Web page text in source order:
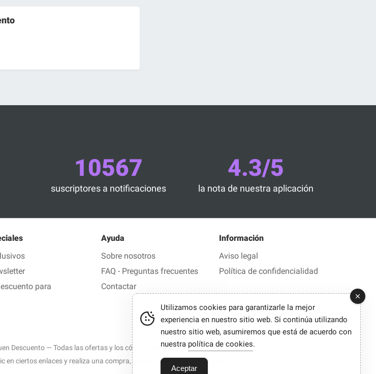
10567
suscriptores a notificaciones
4.3/5
la nota de nuestra aplicación
para
Ayuda
Sobre nosotros
FAQ - Preguntas frecuentes
Contactar
Información
Aviso legal
Política de confidencialidad
Descuento — Todas las ofertas y los códigos de descuento en 1 clic
ciertos enlaces y realiza una compra, podemos percibir en ocasiones una comisión.
Utilizamos cookies para garantizarle la mejor
experiencia en nuestro sitio web. Si continúa utilizando
nuestro sitio web, asumiremos que está de acuerdo con
nuestra política de cookies.
Aceptar